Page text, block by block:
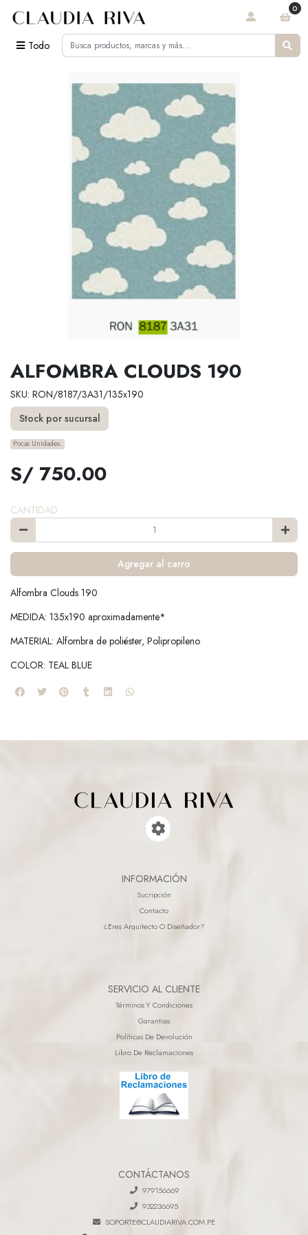
Todo
0
ALFOMBRA CLOUDS 190
SKU: RON/8187/3A31/135x190
Stock por sucursal
Pocas Unidades.
S/ 750.00
CANTIDAD
Agregar al carro
Alfombra Clouds 190
MEDIDA: 135x190 aproximadamente*
MATERIAL: Alfombra de poliéster, Polipropileno
COLOR: TEAL BLUE
INFORMACIÓN
Sucripción
Contacto
¿eres Arquitecto O Diseñador?
SERVICIO AL CLIENTE
Términos Y Condiciones
Garantias
Políticas De Devolución
Libro De Reclamaciones
CONTÁCTANOS
979156669
932236695
SOPORTE@CLAUDIARIVA.COM.PE